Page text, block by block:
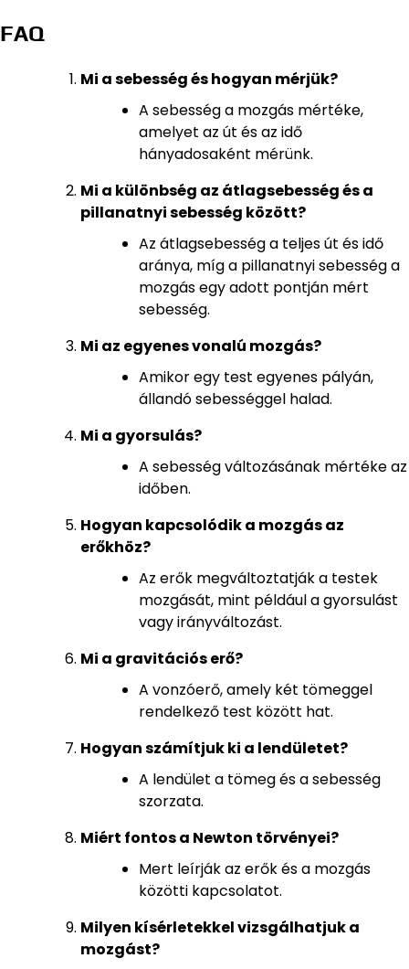
FAQ
Mi a sebesség és hogyan mérjük?
A sebesség a mozgás mértéke,
amelyet az út és az idő
hányadosaként mérünk.
Mi a különbség az átlagsebesség és a
pillanatnyi sebesség között?
Az átlagsebesség a teljes út és idő
aránya, míg a pillanatnyi sebesség a
mozgás egy adott pontján mért
sebesség.
Mi az egyenes vonalú mozgás?
Amikor egy test egyenes pályán,
állandó sebességgel halad.
Mi a gyorsulás?
A sebesség változásának mértéke az
időben.
Hogyan kapcsolódik a mozgás az
erőkhöz?
Az erők megváltoztatják a testek
mozgását, mint például a gyorsulást
vagy irányváltozást.
Mi a gravitációs erő?
A vonzóerő, amely két tömeggel
rendelkező test között hat.
Hogyan számítjuk ki a lendületet?
A lendület a tömeg és a sebesség
szorzata.
Miért fontos a Newton törvényei?
Mert leírják az erők és a mozgás
közötti kapcsolatot.
Milyen kísérletekkel vizsgálhatjuk a
mozgást?